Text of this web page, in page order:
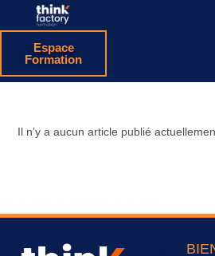
Espace
Formation
Il n’y a aucun article publié